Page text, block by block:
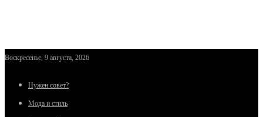
Воскресенье, 9 августа, 2026
Нужен совет?
Мода и стиль